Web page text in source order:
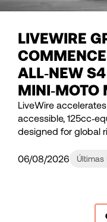
LIVEWIRE
ALL‑NEW
MINI‑MOTO
LiveWire
accessible,
designed for global
06/08/2026 Últimas